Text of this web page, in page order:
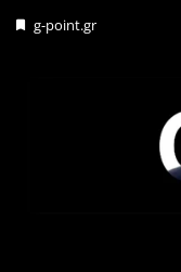
g-point.gr